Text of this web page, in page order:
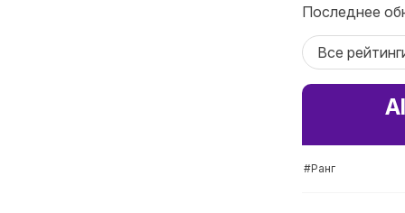
Последнее
Все
#Ранг